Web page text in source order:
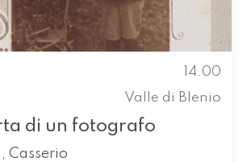
14.00
Valle di Blenio
di un fotografo
Casserio